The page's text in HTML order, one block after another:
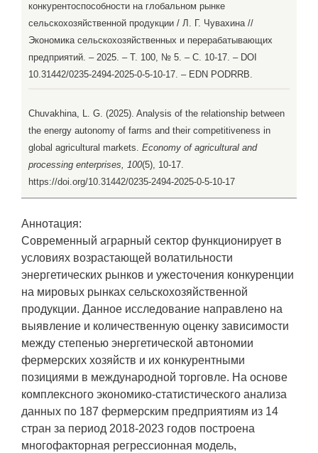
конкурентоспособности на глобальном рынке
сельскохозяйственной продукции / Л. Г. Чувахина //
Экономика сельскохозяйственных и перерабатывающих
предприятий. – 2025. – Т. 100, № 5. – С. 10-17. – DOI
10.31442/0235-2494-2025-0-5-10-17. – EDN PODRRB.
Chuvakhina, L. G. (2025). Analysis of the relationship between
the energy autonomy of farms and their competitiveness in
global agricultural markets. Economy of agricultural and
processing enterprises, 100(5), 10-17.
https://doi.org/10.31442/0235-2494-2025-0-5-10-17
Аннотация:
Современный аграрный сектор функционирует в
условиях возрастающей волатильности
энергетических рынков и ужесточения конкуренции
на мировых рынках сельскохозяйственной
продукции. Данное исследование направлено на
выявление и количественную оценку зависимости
между степенью энергетической автономии
фермерских хозяйств и их конкурентными
позициями в международной торговле. На основе
комплексного экономико-статистического анализа
данных по 187 фермерским предприятиям из 14
стран за период 2018-2023 годов построена
многофакторная регрессионная модель,